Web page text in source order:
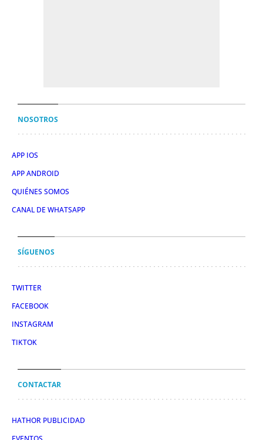
NOSOTROS
APP IOS
APP ANDROID
QUIÉNES SOMOS
CANAL DE WHATSAPP
SÍGUENOS
TWITTER
FACEBOOK
INSTAGRAM
TIKTOK
CONTACTAR
HATHOR PUBLICIDAD